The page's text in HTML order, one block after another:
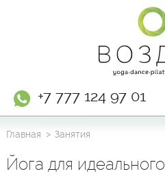
+7 777 124 97 01
Главная Занятия
Йога для